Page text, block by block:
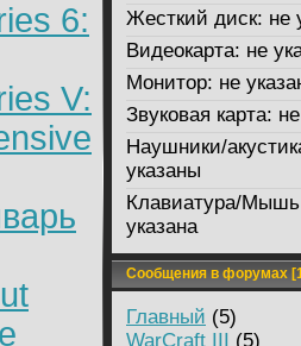
6:
V:
Жесткий диск: не
Видеокарта: не
Монитор: не
Звуковая карта:
Наушники/
указаны
Клавиатура/
указана
Сообщения в форумах
Главный (5)
WarCraft III (5)